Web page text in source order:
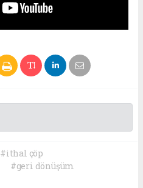
#ithal çöp
#geri dönüşüm